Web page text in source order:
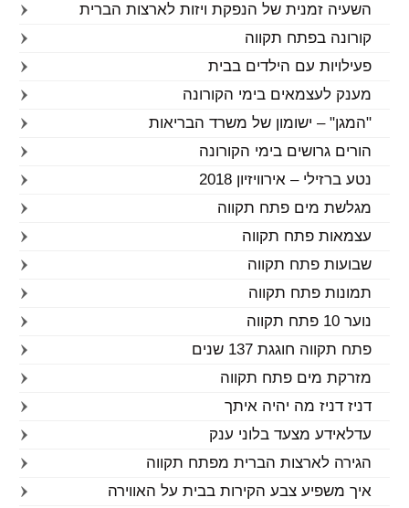
השעיה זמנית של הנפקת ויזות לארצות הברית
קורונה בפתח תקווה
פעילויות עם הילדים בבית
מענק לעצמאים בימי הקורונה
"המגן" – ישומון של משרד הבריאות
הורים גרושים בימי הקורונה
נטע ברזילי – אירוויזיון 2018
מגלשת מים פתח תקווה
עצמאות פתח תקווה
שבועות פתח תקווה
תמונות פתח תקווה
נוער 10 פתח תקווה
פתח תקווה חוגגת 137 שנים
מזרקת מים פתח תקווה
דניז דניז מה יהיה איתך
עדלאידע מצעד בלוני ענק
הגירה לארצות הברית מפתח תקווה
איך משפיע צבע הקירות בבית על האווירה